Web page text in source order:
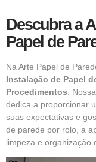
Descubra a
Papel de
Na Arte Papel de
Instalação de Papel
Procedimentos .
dedica a proporcionar
suas expectativas e
de parede por rolo, a
limpeza e organização